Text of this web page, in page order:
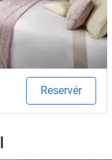
Reservér